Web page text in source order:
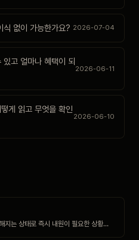
식 없이 가능한가요? 2026-07-04
있고 얼마나 혜택이 되
2026-06-11
게 읽고 무엇을 확인
2026-06-10
지는 상태로 즉시 내원이 필요한 상황…